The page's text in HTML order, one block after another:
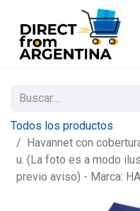
Todos los productos
Havannet con
u. (La foto es a modo
previo aviso) - Marca: